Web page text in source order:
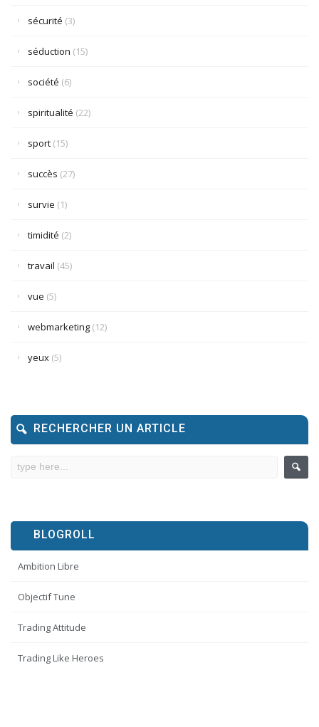
sécurité (3)
séduction (15)
société (6)
spiritualité (22)
sport (15)
succès (27)
survie (1)
timidité (2)
travail (45)
vue (5)
webmarketing (12)
yeux (5)
RECHERCHER UN ARTICLE
BLOGROLL
Ambition Libre
Objectif Tune
Trading Attitude
Trading Like Heroes